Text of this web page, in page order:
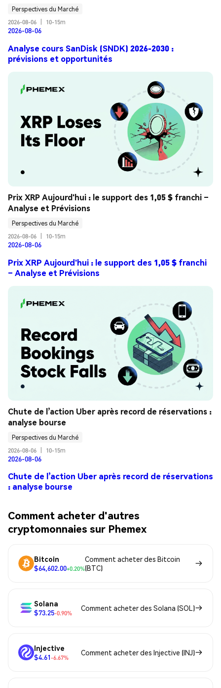
Perspectives du Marché
2026-08-06
10-15m
2026-08-06
Analyse cours SanDisk (SNDK) 2026-2030 :
prévisions et opportunités
Prix XRP Aujourd'hui : le support des 1,05 $ franchi –
Analyse et Prévisions
Perspectives du Marché
2026-08-06
10-15m
2026-08-06
Prix XRP Aujourd'hui : le support des 1,05 $ franchi
– Analyse et Prévisions
Chute de l’action Uber après record de réservations :
analyse bourse
Perspectives du Marché
2026-08-06
10-15m
2026-08-06
Chute de l’action Uber après record de réservations
: analyse bourse
Comment acheter d'autres
cryptomonnaies sur Phemex
Bitcoin
$64,602.00+0.20%
Comment acheter des Bitcoin
(BTC)
Solana
$73.25-0.90%
Comment acheter des Solana (SOL)
Injective
$4.61-6.67%
Comment acheter des Injective (INJ)